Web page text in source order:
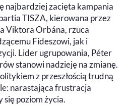
najbardziej zacięta kampania
TISZA, kierowana przez
Viktora Orbána, rzuca
Fideszowi, jak i
Lider ugrupowania, Péter
stanowi nadzieję na zmianę.
z przeszłością trudną
narastająca frustracja
się poziom życia.